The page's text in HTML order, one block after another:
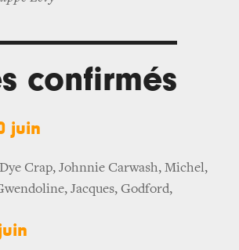
confirmés
juin
Crap, Johnnie Carwash, Michel,
Jacques, Godford,